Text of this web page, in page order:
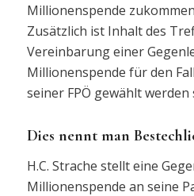
Millionenspende
Zusätzlich ist Inhalt des
Vereinbarung einer
Millionenspende für den
seiner FPÖ gewählt werden
Dies nennt man
H.C. Strache stellt eine
Millionenspende an seine